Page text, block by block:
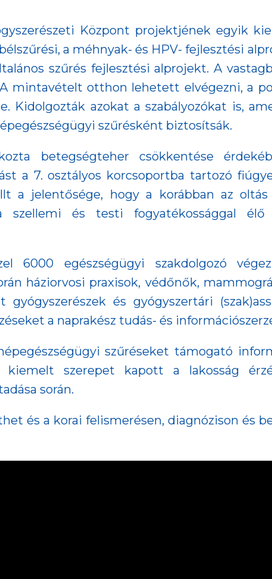
Központ projektjének egyik
a méhnyak- és HPV- fejlesztési
szűrés fejlesztési alprojekt. A
mintavételt otthon lehetett elvégezni, a
Kidolgozták azokat a szabályozókat is,
szűrésként biztosítsák.
betegségteher csökkentése
a 7. osztályos korcsoportba tartozó
a jelentősége, hogy a korábban az oltás
és testi fogyatékossággal élő
6000 egészségügyi szakdolgozó
háziorvosi praxisok, védőnők,
gyógyszerészek és gyógyszertári
a naprakész tudás- és
szűréseket támogató
kiemelt szerepet kapott a lakosság
során.
és a korai felismerésen, diagnózison és